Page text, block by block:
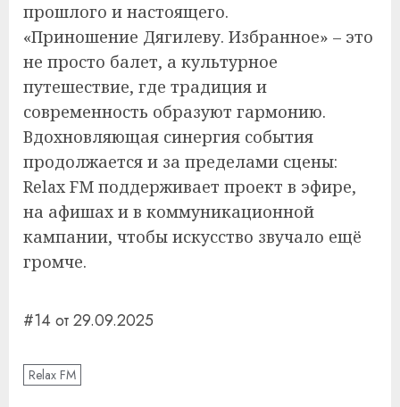
прошлого и настоящего.
«Приношение Дягилеву. Избранное» – это
не просто балет, а культурное
путешествие, где традиция и
современность образуют гармонию.
Вдохновляющая синергия события
продолжается и за пределами сцены:
Relax FM поддерживает проект в эфире,
на афишах и в коммуникационной
кампании, чтобы искусство звучало ещё
громче.
#14 от 29.09.2025
Relax FM